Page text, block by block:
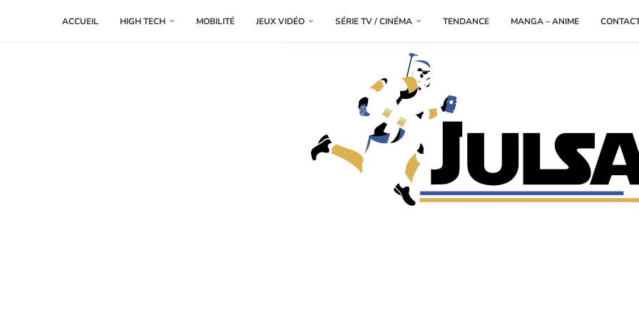
ACCUEIL HIGH TECH MOBILITÉ JEUX VIDÉO SÉRIE TV / CINÉMA TENDANCE MANGA – ANIME